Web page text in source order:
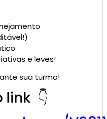
e leves!
sua turma!
link 👇